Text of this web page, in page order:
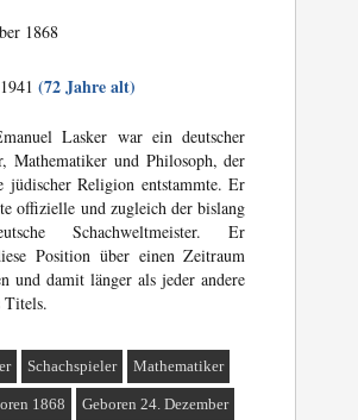
1868
1941(72 Jahre alt)
Lasker war ein deutscher
Mathematiker und Philosoph, der
jüdischer Religion entstammte. Er
offizielle und zugleich der bislang
Schachweltmeister. Er
Position über einen Zeitraum
und damit länger als jeder andere
Titels.
Schachspieler Mathematiker
1868 Geboren 24. Dezember